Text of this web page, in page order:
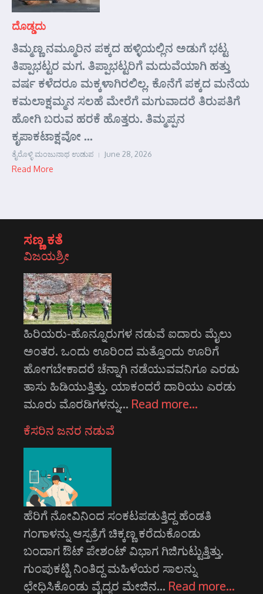
ದೊಡ್ಡದು
ತಿಮ್ಮಣ್ಣ ನಮ್ಮೂರಿನ ಪಕ್ಕದ ಹಳ್ಳಿಯಲ್ಲಿನ ಅಡುಗೆ ಭಟ್ಟ
ತಿಪ್ಪಾಭಟ್ಟರ ಮಗ. ತಿಪ್ಪಾಭಟ್ಟರಿಗೆ ಮದುವೆಯಾಗಿ ಹತ್ತು
ವರ್ಷ ಕಳೆದರೂ ಮಕ್ಕಳಾಗಿರಲಿಲ್ಲ. ಕೊನೆಗೆ ಪಕ್ಕದ ಮನೆಯ
ಕಮಲಾಕ್ಷಮ್ಮನ ಸಲಹೆ ಮೇರೆಗೆ ಮಗುವಾದರೆ ತಿರುಪತಿಗೆ
ಹೋಗಿ ಬರುವ ಹರಕೆ ಹೊತ್ತರು. ತಿಮ್ಮಪ್ಪನ
ಕೃಪಾಕಟಾಕ್ಷವೋ ...
ತೈರೊಳ್ಳಿ ಮಂಜುನಾಥ ಉಡುಪ June 28, 2026
Read More
ಸಣ್ಣ ಕತೆ
ವಿಜಯಶ್ರೀ
ಹಿರಿಯರು-ಹೊನ್ನೂರುಗಳ ನಡುವೆ ಐದಾರು ಮೈಲು
ಅ೦ತರ. ಒ೦ದು ಊರಿಂದ ಮತ್ತೊಂದು ಊರಿಗೆ
ಹೋಗಬೇಕಾದರೆ ಚೆನ್ನಾಗಿ ನಡೆಯುವವನಿಗೂ ಎರಡು
ತಾಸು ಹಿಡಿಯುತ್ತಿತ್ತು. ಯಾಕಂದರೆ ದಾರಿಯು ಎರಡು
ಮೂರು ಮೊರಡಿಗಳನ್ನು… Read more…
ಕೆಸರಿನ ಜನರ ನಡುವೆ
ಹೆರಿಗೆ ನೋವಿನಿಂದ ಸಂಕಟಪಡುತ್ತಿದ್ದ ಹೆಂಡತಿ
ಗಂಗಾಳನ್ನು ಆಸ್ಪತ್ರೆಗೆ ಚಿಕ್ಕಣ್ಣ ಕರೆದುಕೊಂಡು
ಬಂದಾಗ ಔಟ್ ಪೇಶಂಟ್ ವಿಭಾಗ ಗಿಜಿಗುಟ್ಟುತ್ತಿತ್ತು.
ಗುಂಪುಕಟ್ಟಿ ನಿಂತಿದ್ದ ಮಹಿಳೆಯರ ಸಾಲನ್ನು
ಛೇಧಿಸಿಕೊಂಡು ವೈದ್ಯರ ಮೇಜಿನ… Read more…